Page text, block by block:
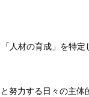
材の育成」を特定
努力する日々の主体